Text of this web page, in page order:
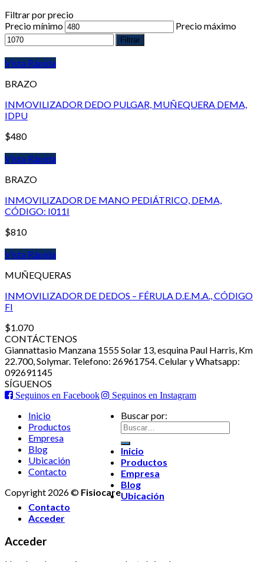
Filtrar por precio
Precio mínimo
Precio máximo
Filtrar
Vista Rápida
BRAZO
INMOVILIZADOR DEDO PULGAR, MUÑEQUERA DEMA,
IDPU
$480
Vista Rápida
BRAZO
INMOVILIZADOR DE MANO PEDIÁTRICO, DEMA,
CÓDIGO: I011I
$810
Vista Rápida
MUÑEQUERAS
INMOVILIZADOR DE DEDOS – FÉRULA D.E.M.A., CÓDIGO
FI
$1.070
CONTÁCTENOS
Giannattasio Manzana 1555 Solar 13, esquina Paul Harris, Km
22.700, Solymar. Telefono: 26961754. Celular y Whatsapp:
092691145
SÍGUENOS
Seguinos en Facebook Seguinos en Instagram
Inicio
Productos
Empresa
Blog
Ubicación
Contacto
Copyright 2026 © Fisiocare
Buscar por:
Inicio
Productos
Empresa
Blog
Ubicación
Contacto
Acceder
Acceder